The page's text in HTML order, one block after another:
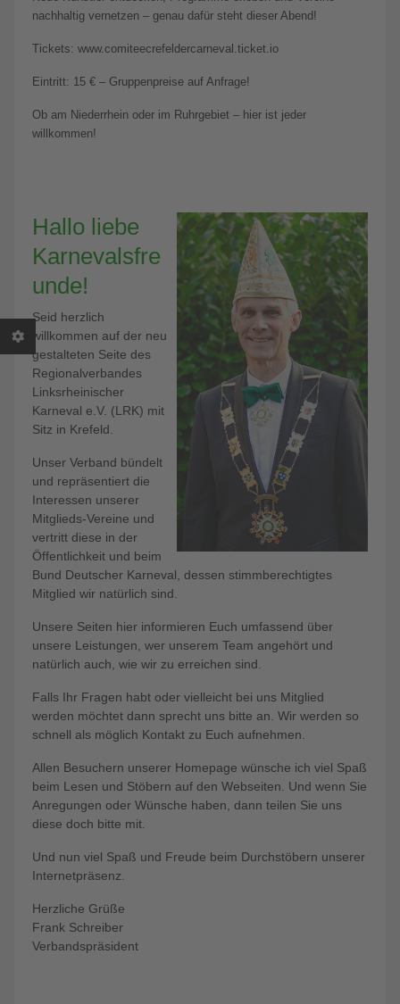
nachhaltig vernetzen – genau dafür steht dieser Abend!
Tickets: www.comiteecrefeldercarneval.ticket.io
Eintritt: 15 € – Gruppenpreise auf Anfrage!
Ob am Niederrhein oder im Ruhrgebiet – hier ist jeder
willkommen!
Hallo liebe
Karnevalsfre
unde!
Seid herzlich
willkommen auf der neu
gestalteten Seite des
Regionalverbandes
Linksrheinischer
Karneval e.V. (LRK) mit
Sitz in Krefeld.
Unser Verband bündelt
und repräsentiert die
Interessen unserer
Mitglieds-Vereine und
vertritt diese in der
Öffentlichkeit und beim
Bund Deutscher Karneval, dessen stimmberechtigtes
Mitglied wir natürlich sind.
Unsere Seiten hier informieren Euch umfassend über
unsere Leistungen, wer unserem Team angehört und
natürlich auch, wie wir zu erreichen sind.
Falls Ihr Fragen habt oder vielleicht bei uns Mitglied
werden möchtet dann sprecht uns bitte an. Wir werden so
schnell als möglich Kontakt zu Euch aufnehmen.
Allen Besuchern unserer Homepage wünsche ich viel Spaß
beim Lesen und Stöbern auf den Webseiten. Und wenn Sie
Anregungen oder Wünsche haben, dann teilen Sie uns
diese doch bitte mit.
Und nun viel Spaß und Freude beim Durchstöbern unserer
Internetpräsenz.
Herzliche Grüße
Frank Schreiber
Verbandspräsident